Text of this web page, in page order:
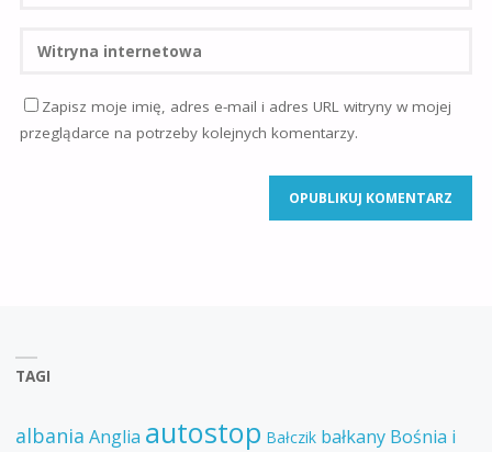
Zapisz moje imię, adres e-mail i adres URL witryny w mojej
przeglądarce na potrzeby kolejnych komentarzy.
TAGI
albania Anglia autostop Bałczik bałkany Bośnia i